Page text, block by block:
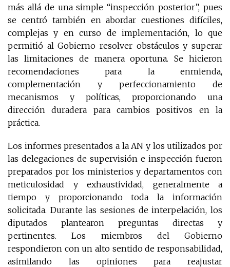
más allá de una simple “inspección posterior”, pues
se centró también en abordar cuestiones difíciles,
complejas y en curso de implementación, lo que
permitió al Gobierno resolver obstáculos y superar
las limitaciones de manera oportuna. Se hicieron
recomendaciones para la enmienda,
complementación y perfeccionamiento de
mecanismos y políticas, proporcionando una
dirección duradera para cambios positivos en la
práctica.
Los informes presentados a la AN y los utilizados por
las delegaciones de supervisión e inspección fueron
preparados por los ministerios y departamentos con
meticulosidad y exhaustividad, generalmente a
tiempo y proporcionando toda la información
solicitada. Durante las sesiones de interpelación, los
diputados plantearon preguntas directas y
pertinentes. Los miembros del Gobierno
respondieron con un alto sentido de responsabilidad,
asimilando las opiniones para reajustar